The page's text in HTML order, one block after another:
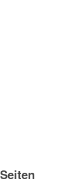
Seiten